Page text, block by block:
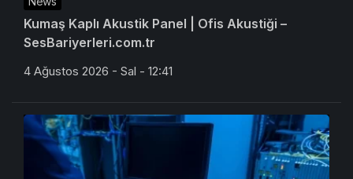
News
Kumaş Kaplı Akustik Panel | Ofis Akustiği –
SesBariyerleri.com.tr
4 Ağustos 2026 - Sal - 12:41